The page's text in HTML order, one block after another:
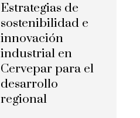
Estrategias de
sostenibilidad e
innovación
industrial en
Cervepar para el
desarrollo
regional